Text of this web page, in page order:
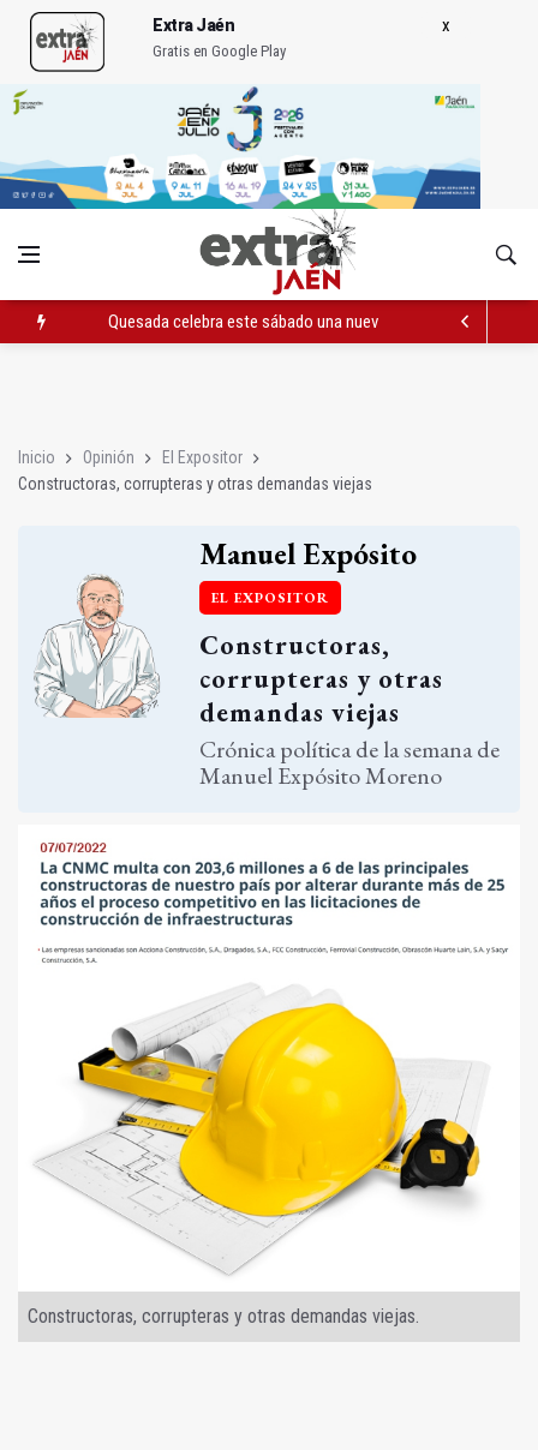
Extra Jaén
Gratis en Google Play
Quesada celebra este sábado una nueva jornada de Orgullo
Inicio Opinión
El Expositor
Constructoras, corrupteras y otras demandas viejas
Manuel Expósito
EL EXPOSITOR
Constructoras,
corrupteras y otras
demandas viejas
Crónica política de la semana de
Manuel Expósito Moreno
Constructoras, corrupteras y otras demandas viejas.